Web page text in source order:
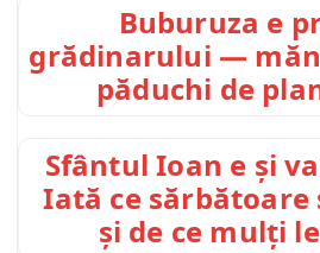
Buburuza e
grădinarului —
păduchi de
Sfântul Ioan e și
Iată ce sărbătoare
și de ce mulți